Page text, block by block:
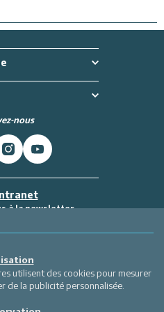
swimming pool, saunai. Ideal for
your friends. Residence 3***.
stroller rental (upon request and if
nous
à la newsletter
utilisent des cookies pour mesurer
de la publicité personnalisée.